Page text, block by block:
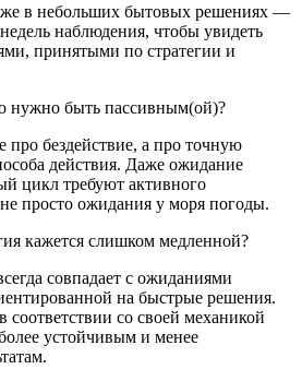
в небольших бытовых решениях —
наблюдения, чтобы увидеть
принятыми по стратегии и
нужно быть пассивным(ой)?
про бездействие, а про точную
действия. Даже ожидание
цикл требуют активного
просто ожидания у моря погоды.
кажется слишком медленной?
совпадает с ожиданиями
на быстрые решения.
со своей механикой
устойчивым и менее